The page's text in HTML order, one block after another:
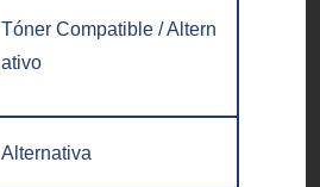
Tóner Compatible / Altern
ativo
Alternativa